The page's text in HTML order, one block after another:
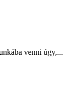
venni úgy,...